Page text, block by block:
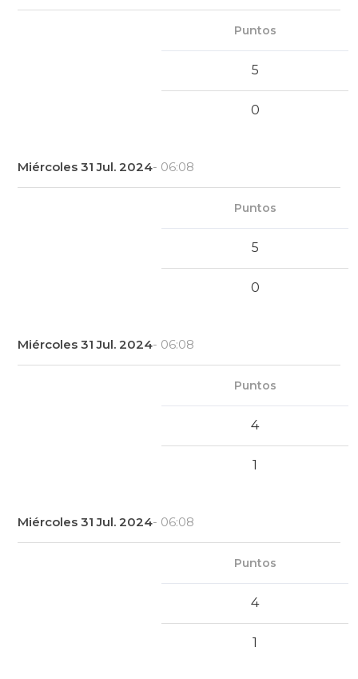
Puntos
5
0
Miércoles 31 Jul. 2024- 06:08
Puntos
5
0
Miércoles 31 Jul. 2024- 06:08
Puntos
4
1
Miércoles 31 Jul. 2024- 06:08
Puntos
4
1